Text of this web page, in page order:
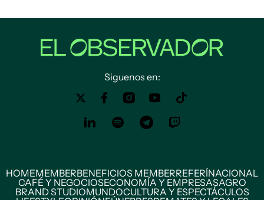
Siguenos en:
HOMEMEMBERBENEFICIOS MEMBERREFERÍNACIONAL
CAFÉ Y NEGOCIOSECONOMÍA Y EMPRESASAGRO
BRAND STUDIOMUNDOCULTURA Y ESPECTÁCULOS